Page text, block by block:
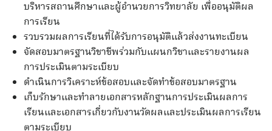
บริหารสถานศึกษาและผู้อำนวยการวิทยาลัย เพื่ออนุมัติผล
การเรียน
รวบรวมผลการเรียนที่ได้รับการอนุมัติแล้วส่งงานทะเบียน
จัดสอบมาตรฐานวิชาชีพร่วมกับแผนกวิชาและรายงานผล
การประเมินตามระเบียบ
ดำเนินการวิเคราะห์ข้อสอบและจัดทำข้อสอบมาตรฐาน
เก็บรักษาและทำลายเอกสารหลักฐานการประเมินผลการ
เรียนและเอกสารเกี่ยวกับงานวัดผลและประเมินผลการเรียน
ตามระเบียบ